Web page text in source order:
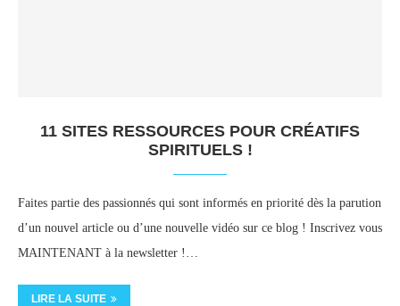
11 SITES RESSOURCES POUR CRÉATIFS
SPIRITUELS !
Faites partie des passionnés qui sont informés en priorité dès la parution
d’un nouvel article ou d’une nouvelle vidéo sur ce blog ! Inscrivez vous
MAINTENANT à la newsletter !…
LIRE LA SUITE